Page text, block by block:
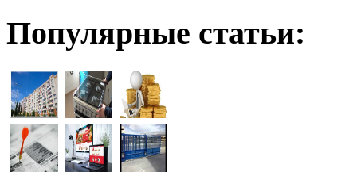
Популярные статьи: